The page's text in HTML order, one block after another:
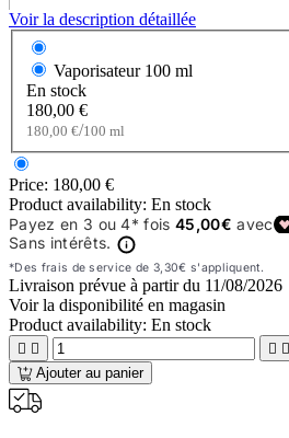
Voir la description détaillée
Vaporisateur 100 ml
En stock
180,00 €
180,00 €/100 ml
Price: 180,00 €
Product availability: En stock
Livraison prévue à partir du 11/08/2026
Voir la disponibilité en magasin
Product availability: En stock
   
Ajouter au panier